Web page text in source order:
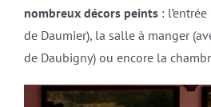
nombreux décors peints:
de Daumier), la salle à manger
de Daubigny) ou encore la